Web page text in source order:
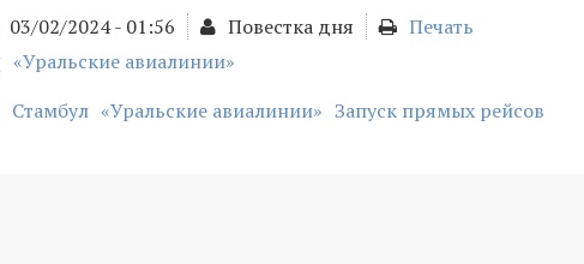
03/02/2024 - 01:56 Повестка дня
Печать
«Уральские авиалинии»
Стамбул «Уральские авиалинии» Запуск прямых рейсов